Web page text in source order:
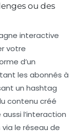
ou des
interactive
votre
d’un
les abonnés à
un hashtag
contenu créé
l’interaction
le réseau de